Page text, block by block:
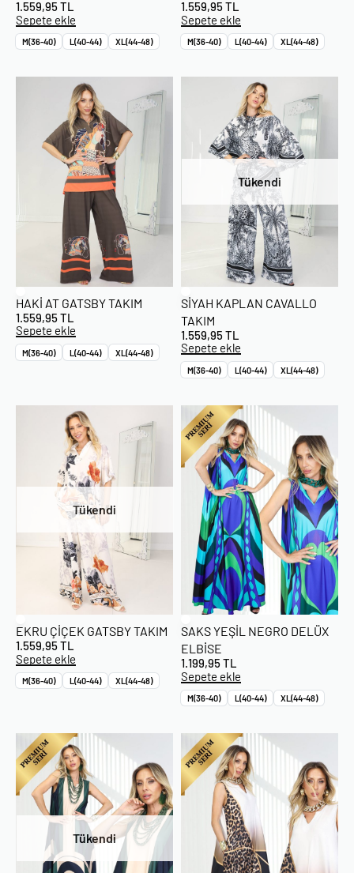
1.559,95TL
Sepete ekle
M(36-40) L(40-44) XL(44-48)
1.559,95TL
Sepete ekle
M(36-40) L(40-44) XL(44-48)
HAKI AT GATSBY TAKIM
1.559,95TL
Sepete ekle
M(36-40) L(40-44) XL(44-48)
Tükendi
SIYAH KAPLAN CAVALLO
TAKIM
1.559,95TL
Sepete ekle
M(36-40) L(40-44) XL(44-48)
Tükendi
EKRU ÇIÇEK GATSBY TAKIM
1.559,95TL
Sepete ekle
M(36-40) L(40-44) XL(44-48)
SAKS YEŞIL NEGRO DELÜX
ELBISE
1.199,95TL
Sepete ekle
M(36-40) L(40-44) XL(44-48)
Tükendi